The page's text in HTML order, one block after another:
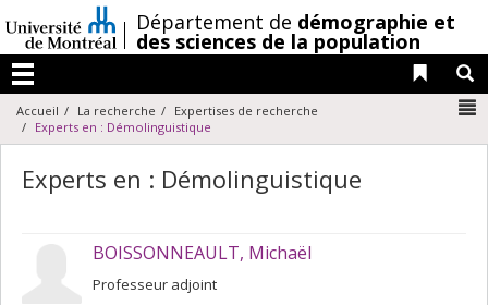
au
contenu
/Département de démographie et
des sciences de la population
Menu
Liens
Accueil La recherche
Expertises de recherche
Experts en : Démolinguistique
Experts en : Démolinguistique
BOISSONNEAULT, Michaël
Professeur adjoint